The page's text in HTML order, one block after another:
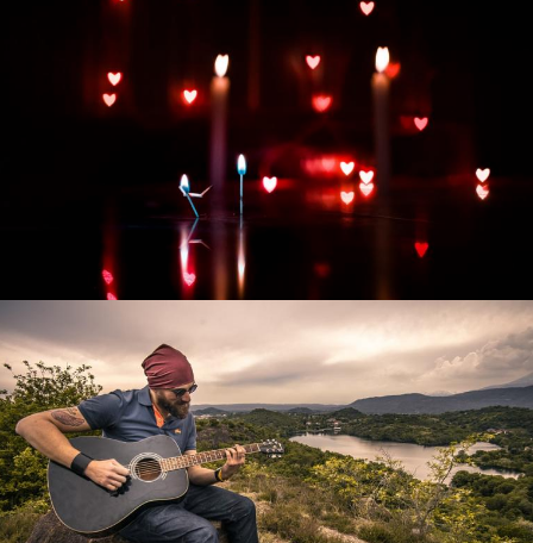
Развитие интернет-магазина "Всё для
праздника"
Смотреть проект
Перевод интернет-магазина
Guitaramania.ru на 1С-Битрикс